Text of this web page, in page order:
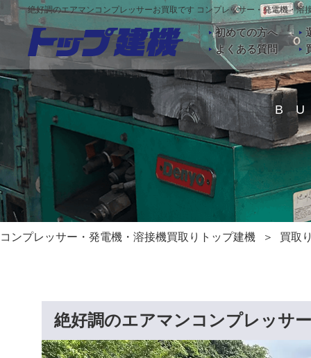
絶好調のエアマンコンプレッサーお買取です コンプレッサー・発電機・溶
初めての方へ
よくある質問
コンプレッサー・発電機・溶接機買取りトップ建機 買取
絶好調のエアマンコンプレッサ